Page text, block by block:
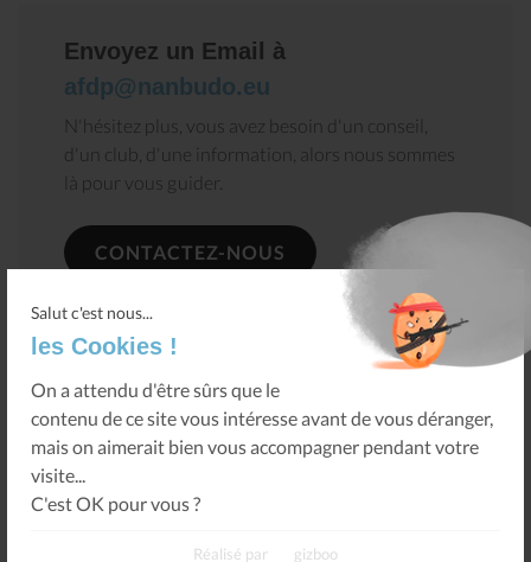
Salut c'est nous...
les Cookies !
On a attendu d'être sûrs que le
contenu de ce site vous intéresse avant de vous déranger,
mais on aimerait bien vous accompagner pendant votre
visite...
C'est OK pour vous ?
Réalisé par gizboo
Envoyez un Email à
afdp@nanbudo.eu
N'hésitez plus, vous avez besoin d'un conseil,
d'un club, d'une information, alors nous sommes
là pour vous guider.
CONTACTEZ-NOUS